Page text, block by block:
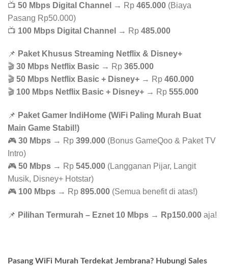
📺 50 Mbps Digital Channel → Rp 465.000 (Biaya
Pasang Rp50.000)
📺 100 Mbps Digital Channel → Rp 485.000
📌 Paket Khusus Streaming Netflix & Disney+
🎬 30 Mbps Netflix Basic → Rp 365.000
🎬 50 Mbps Netflix Basic + Disney+ → Rp 460.000
🎬 100 Mbps Netflix Basic + Disney+ → Rp 555.000
📌 Paket Gamer IndiHome (WiFi Paling Murah Buat
Main Game Stabil!)
🎮 30 Mbps → Rp 399.000 (Bonus GameQoo & Paket TV
Intro)
🎮 50 Mbps → Rp 545.000 (Langganan Pijar, Langit
Musik, Disney+ Hotstar)
🎮 100 Mbps → Rp 895.000 (Semua benefit di atas!)
📌 Pilihan Termurah – Eznet 10 Mbps → Rp150.000 aja!
Pasang WiFi Murah Terdekat Jembrana? Hubungi Sales